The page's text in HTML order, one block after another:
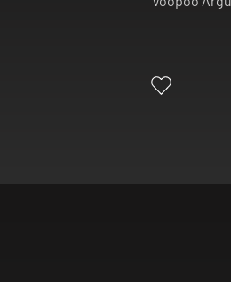
, das
unnötigen Ballast vereint.